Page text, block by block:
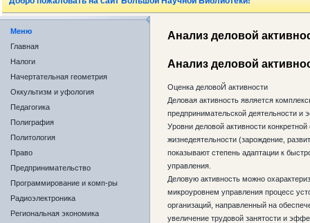
Меню
Главная
Налоги
Начертательная геометрия
Оккультизм и уфология
Педагогика
Полиграфия
Политология
Право
Предпринимательство
Программирование и комп-ры
Радиоэлектроника
Региональная экономика
Анализ деловой
Анализ деловой
Оценка деловоЙ активности
Деловая активность является
предпринимательской деятельности и
Уровни деловой активности
жизнедеятельности (зарождение,
показывают степень адаптации к
управления.
Деловую активность можно
микроуровнем управления процесс
организаций, направленный на
увеличение трудовой занятости и